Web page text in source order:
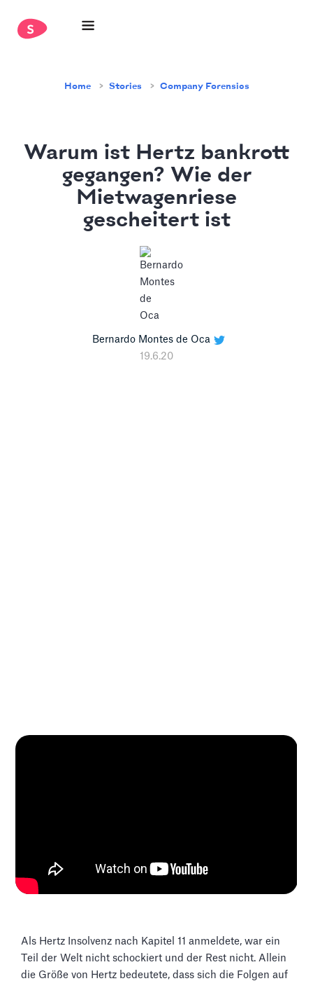
Home Stories Company Forensics
Warum ist Hertz bankrott
gegangen? Wie der
Mietwagenriese
gescheitert ist
Bernardo Montes de Oca
19.6.20
Als Hertz Insolvenz nach Kapitel 11 anmeldete, war ein
Teil der Welt nicht schockiert und der Rest nicht. Allein
die Größe von Hertz bedeutete, dass sich die Folgen auf